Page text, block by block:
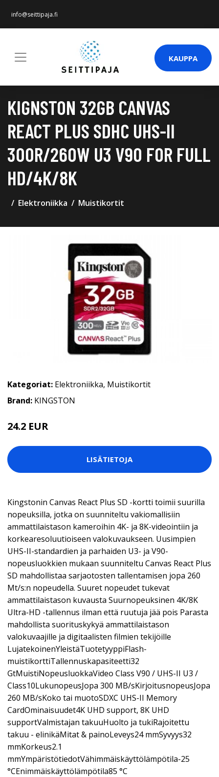
info@seittipaja.fi
KAUPPA
KIGNSTON 32GB CANVAS
REACT PLUS SDHC UHS-II
300R/260W U3 V90 FOR FULL
HD/4K/8K
Elektroniikka Muistikortit
Kategoriat: Elektroniikka, Muistikortit
Brand: KINGSTON
24.2 EUR
LISÄTIETOJA
Kingstonin Canvas React Plus SD -kortti toimii suurilla
nopeuksilla, jotka on suunniteltu vakiomallisiin
ammattilaistason kameroihin 4K- ja 8K-videointiin ja
korkearesoluutioiseen valokuvaukseen. Uusimpien
UHS-II-standardien ja parhaiden U3- ja V90-
nopeusluokkien mukaan suunniteltu Canvas React Plus
SD mahdollistaa sarjaotosten tallentamisen jopa 260
Mt/s:n nopeudella. Suuret nopeudet tukevat
ammattilaistason kuvausta Suurnopeuksinen 4K/8K
Ultra-HD -tallennus ilman että ruutuja jää pois Parasta
mahdollista suorituskykyä ammattilaistason
valokuvaajille ja digitaalisten filmien tekijöille
LujatekoinenYleistäTuotetyyppiFlash-
muistikorttiTallennuskapasiteetti32
GtMuistiNopeusluokkaVideo Class V90 / UHS-II U3 /
Class10LukunopeusJopa 300 MB/sKirjoitusnopeusJopa
260 MB/sKoko tai muotoSDXC UHS-II Memory
CardOminaisuudet4K UHD support, 8K UHD
supportValmistajan takuuHuolto ja tukiRajoitettu
takuu - elinikäMitat & painoLeveys24 mmSyvyys32
mmKorkeus2.1
mmYmpäristötiedotVähimmäiskäyttölämpötila-25
°CEnimmäiskäyttölämpötila85 °C